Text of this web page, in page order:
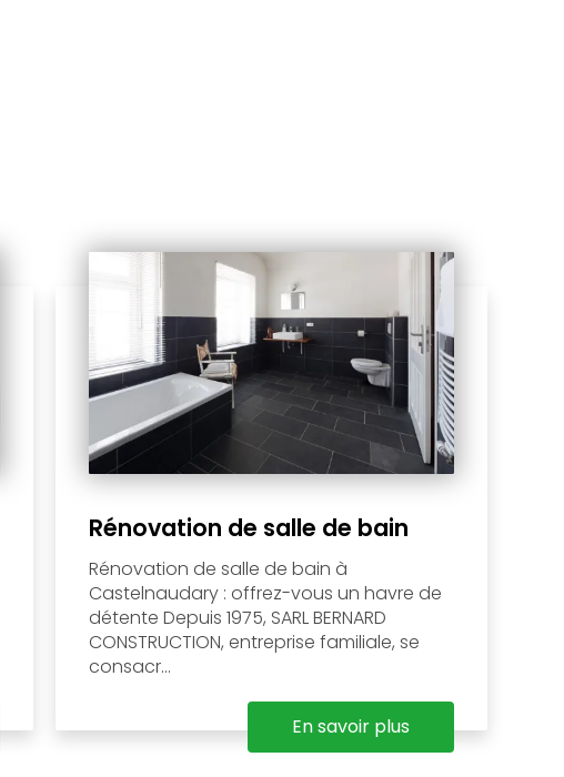
Rénovation de salle de bain
Rénovation de salle de bain à
Castelnaudary : offrez-vous un havre de
détente Depuis 1975, SARL BERNARD
CONSTRUCTION, entreprise familiale, se
consacr...
En savoir plus